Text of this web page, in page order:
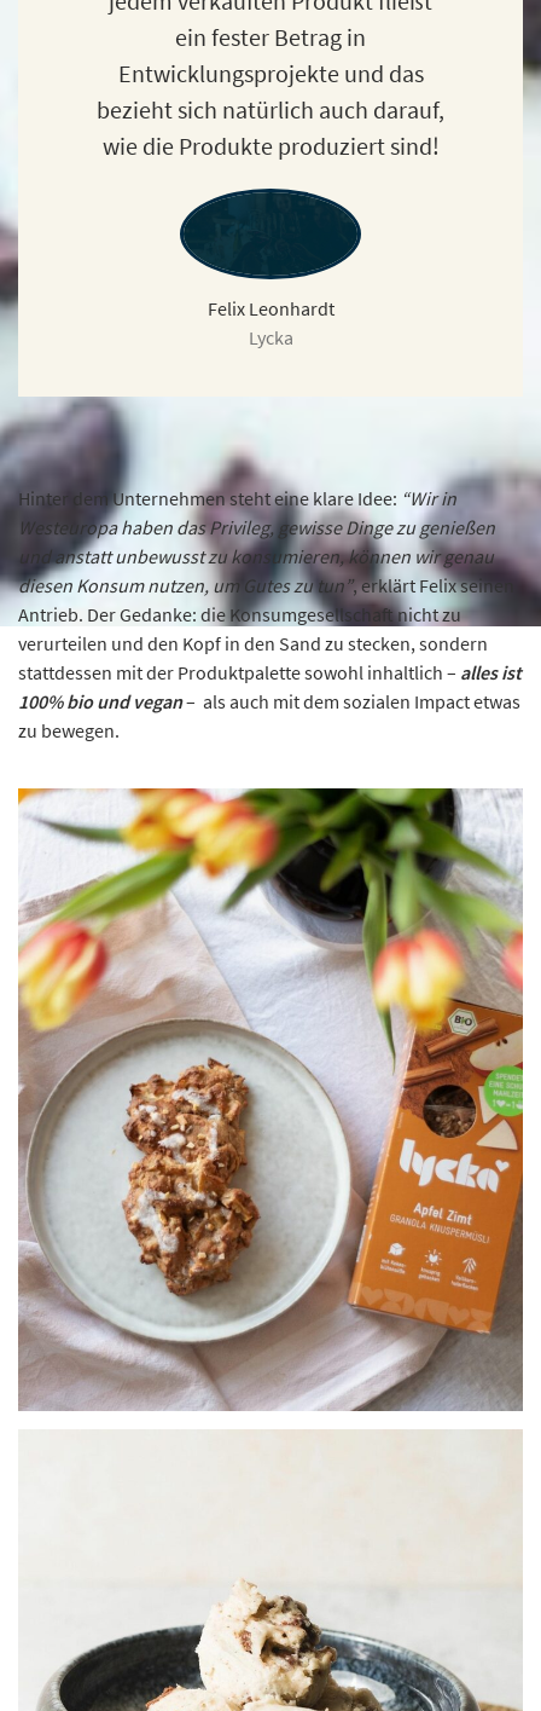
ein fester Betrag in
Entwicklungsprojekte und das
bezieht sich natürlich auch darauf,
wie die Produkte produziert sind!
Felix​ Leonhardt
Lycka
Hinter dem Unternehmen steht eine klare Idee: “Wir in
Westeuropa haben das Privileg, gewisse Dinge zu genießen
und anstatt unbewusst zu konsumieren, können wir genau
diesen Konsum nutzen, um Gutes zu tun”, erklärt Felix seinen
Antrieb. Der Gedanke: die Konsumgesellschaft nicht zu
verurteilen und den Kopf in den Sand zu stecken, sondern
stattdessen mit der Produktpalette sowohl inhaltlich – alles ist
100% bio und vegan– als auch mit dem sozialen Impact etwas
zu bewegen.